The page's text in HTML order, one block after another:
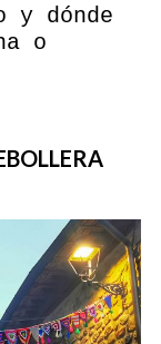
y dónde
o